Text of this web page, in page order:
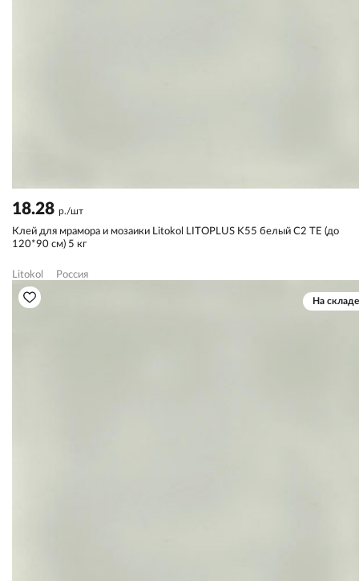
18.28 р./шт
Клей для мрамора и мозаики Litokol LITOPLUS K55 белый С2 TЕ (до
120*90 см) 5 кг
Litokol Россия
На складе